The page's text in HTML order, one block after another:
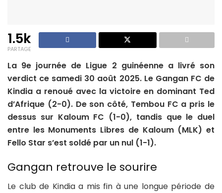
1.5k
PARTAGE
La 9e journée de Ligue 2 guinéenne a livré son
verdict ce samedi 30 août 2025. Le Gangan FC de
Kindia a renoué avec la victoire en dominant Ted
d’Afrique (2-0). De son côté, Tembou FC a pris le
dessus sur Kaloum FC (1-0), tandis que le duel
entre les Monuments Libres de Kaloum (MLK) et
Fello Star s’est soldé par un nul (1-1).
Gangan retrouve le sourire
Le club de Kindia a mis fin à une longue période de